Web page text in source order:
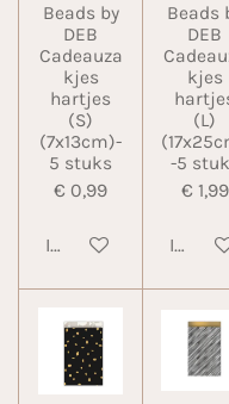
Beads by
DEB
Cadeauza
kjes
hartjes
(S)
(7x13cm)-
5 stuks
€ 0,99
In winkelwagen
Beads
DEB
kjes
(L)
-5
€ 1,99
In